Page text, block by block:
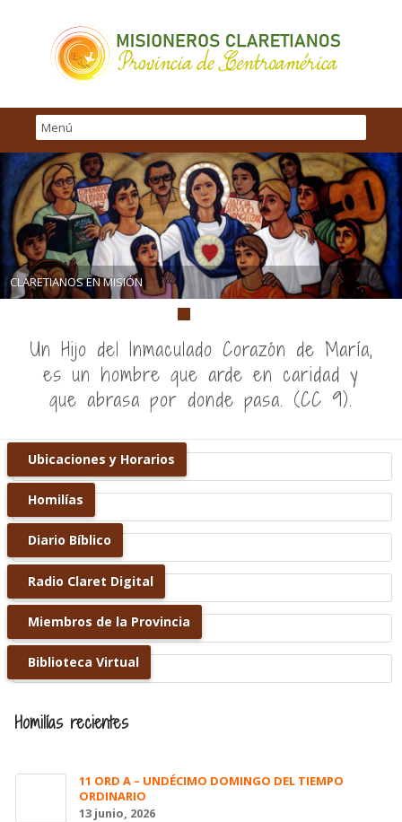
CLARETIANOS EN MISIÓN
Un Hijo del Inmaculado Corazón de María,
es un hombre que arde en caridad y
que abrasa por donde pasa. (CC 9).
Ubicaciones y Horarios
Homilías
Diario Bíblico
Radio Claret Digital
Miembros de la Provincia
Biblioteca Virtual
Homilías recientes
11 ORD A – UNDÉCIMO DOMINGO DEL TIEMPO
ORDINARIO
13 junio, 2026